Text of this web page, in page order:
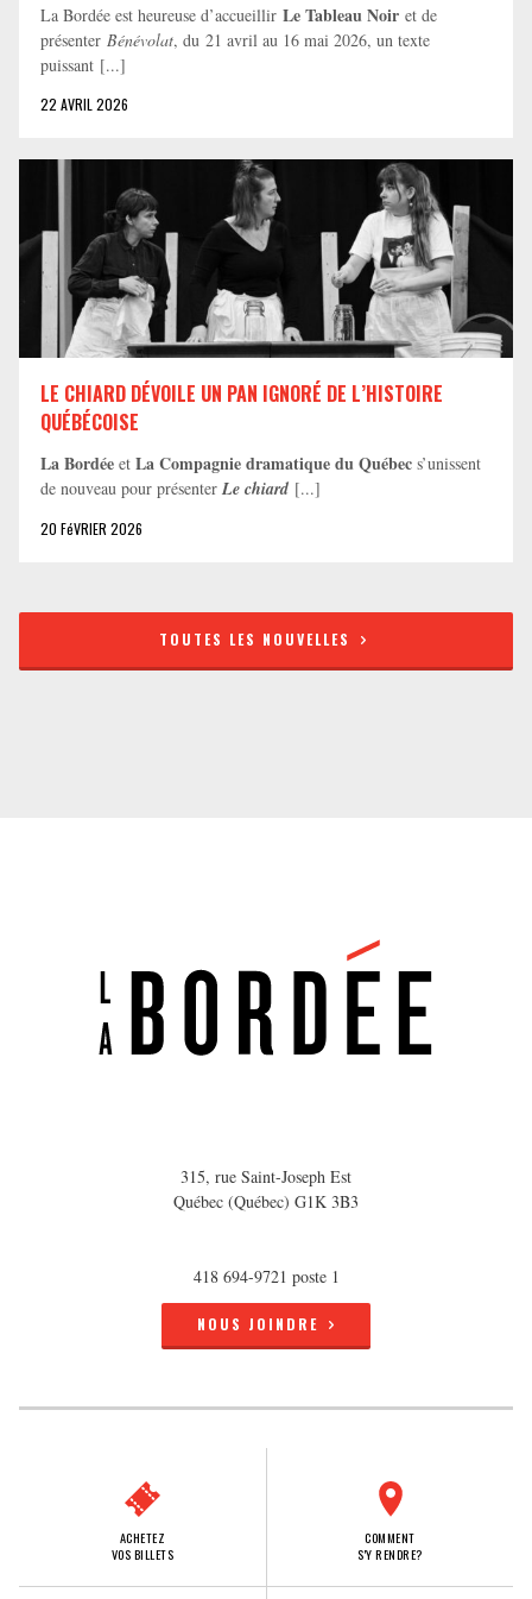
La Bordée est heureuse d’accueillir Le Tableau Noir et de
présenter Bénévolat, du 21 avril au 16 mai 2026, un texte
puissant [...]
22 AVRIL 2026
LE CHIARD DÉVOILE UN PAN IGNORÉ DE L’HISTOIRE
QUÉBÉCOISE
La Bordée et La Compagnie dramatique du Québec s’unissent
de nouveau pour présenter Le chiard [...]
20 FéVRIER 2026
TOUTES LES NOUVELLES
315, rue Saint-Joseph Est
Québec (Québec) G1K 3B3
418 694-9721 poste 1
NOUS JOINDRE
ACHETEZ
VOS BILLETS
COMMENT
S'Y RENDRE?